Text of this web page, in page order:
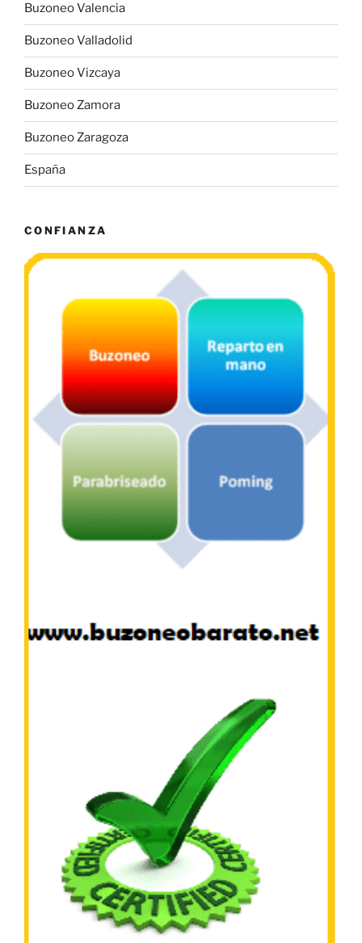
Buzoneo Valencia
Buzoneo Valladolid
Buzoneo Vizcaya
Buzoneo Zamora
Buzoneo Zaragoza
España
CONFIANZA